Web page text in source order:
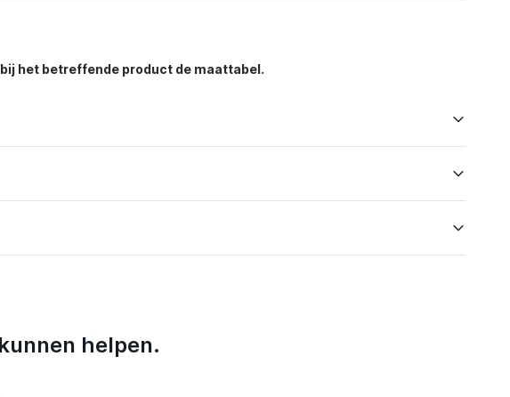
het betreffende product de maattabel.
helpen.